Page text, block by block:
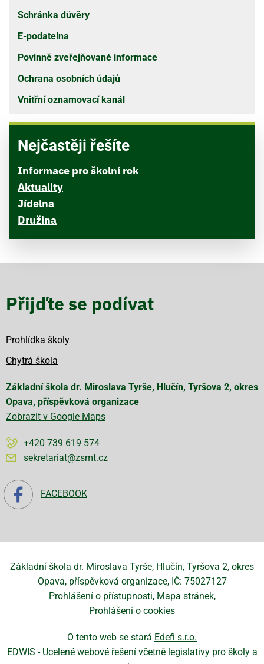
Schránka důvěry
E-podatelna
Povinně zveřejňované informace
Ochrana osobních údajů
Vnitřní oznamovací kanál
Nejčastěji řešíte
Informace pro školní rok
Aktuality
Jídelna
Družina
Přijďte se podívat
Prohlídka školy
Chytrá škola
Základní škola dr. Miroslava Tyrše, Hlučín, Tyršova 2, okres
Opava, příspěvková organizace
Zobrazit v Google Maps
+420 739 619 574
sekretariat@zsmt.cz
FACEBOOK
Základní škola dr. Miroslava Tyrše, Hlučín, Tyršova 2, okres
Opava, příspěvková organizace, IČ: 75027127
Prohlášení o přístupnosti Mapa stránek
Prohlášení o cookies
O tento web se stará Edefi s.r.o.
EDWIS - Ucelené webové řešení včetně legislativy pro školy a